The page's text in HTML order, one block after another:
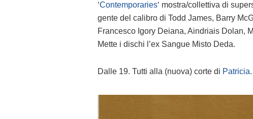
‘Contemporaries‘ mostra/collettiva di
gente del calibro di Todd James, Barry
Francesco Igory Deiana, Aindriais Dolan,
Mette i dischi l’ex Sangue Misto Deda.
Dalle 19. Tutti alla (nuova) corte di Patricia.